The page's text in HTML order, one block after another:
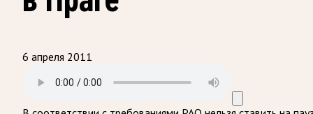
6 апреля 2011